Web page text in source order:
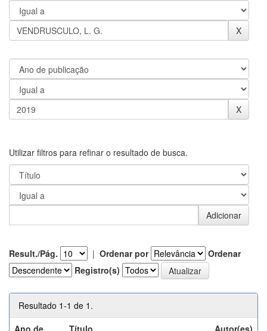
Utilizar filtros para refinar o resultado de busca.
Result./Pág. | Ordenar por
Ordenar
Registro(s)
Resultado 1-1 de 1.
Ano de
Título Autor(es)